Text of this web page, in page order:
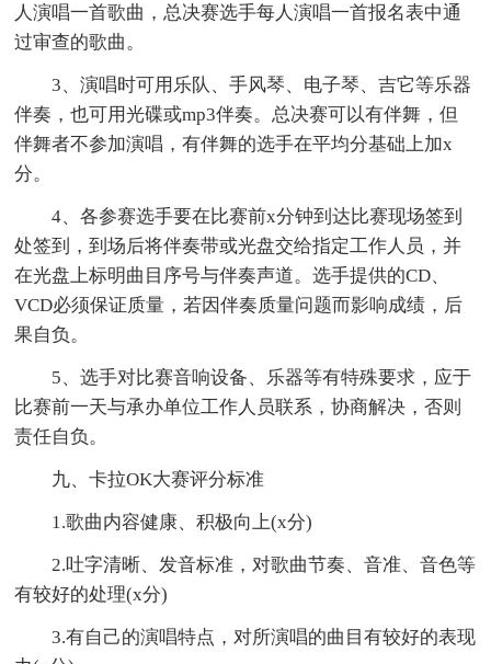
人演唱一首歌曲，总决赛选手每人演唱一首报名表中通
过审查的歌曲。
3、演唱时可用乐队、手风琴、电子琴、吉它等乐器
伴奏，也可用光碟或mp3伴奏。总决赛可以有伴舞，但
伴舞者不参加演唱，有伴舞的选手在平均分基础上加x
分。
4、各参赛选手要在比赛前x分钟到达比赛现场签到
处签到，到场后将伴奏带或光盘交给指定工作人员，并
在光盘上标明曲目序号与伴奏声道。选手提供的CD、
VCD必须保证质量，若因伴奏质量问题而影响成绩，后
果自负。
5、选手对比赛音响设备、乐器等有特殊要求，应于
比赛前一天与承办单位工作人员联系，协商解决，否则
责任自负。
九、卡拉OK大赛评分标准
1.歌曲内容健康、积极向上(x分)
2.吐字清晰、发音标准，对歌曲节奏、音准、音色等
有较好的处理(x分)
3.有自己的演唱特点，对所演唱的曲目有较好的表现